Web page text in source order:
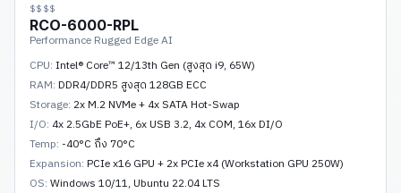
$$$$
RCO-6000-RPL
Performance Rugged Edge AI
CPU: Intel® Core™ 12/13th Gen (สูงสุด i9, 65W)
RAM: DDR4/DDR5 สูงสุด 128GB ECC
Storage: 2x M.2 NVMe + 4x SATA Hot-Swap
I/O: 4x 2.5GbE PoE+, 6x USB 3.2, 4x COM, 16x DI/O
Temp: -40°C ถึง 70°C
Expansion: PCIe x16 GPU + 2x PCIe x4 (Workstation GPU 250W)
OS: Windows 10/11, Ubuntu 22.04 LTS